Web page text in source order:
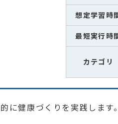
想定学習時
最短実行時
カテゴリ
に健康づくりを実践します。